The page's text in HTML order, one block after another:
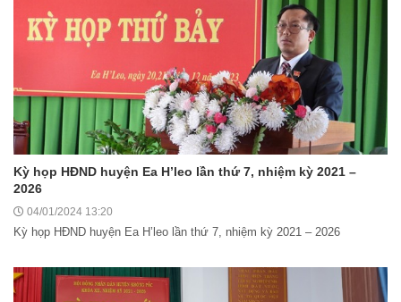
Kỳ họp HĐND huyện Ea H’leo lần thứ 7, nhiệm kỳ 2021 –
2026
04/01/2024 13:20
Kỳ họp HĐND huyện Ea H’leo lần thứ 7, nhiệm kỳ 2021 – 2026